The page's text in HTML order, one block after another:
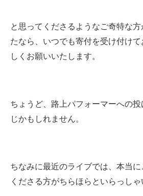
と思ってくださるようなご奇特な
たなら、いつでも寄付を受け付け
しくお願いいたします。
ちょうど、路上パフォーマーへの
じかもしれません。
ちなみに最近のライブでは、本当
くださる方がちらほらといらっしゃ